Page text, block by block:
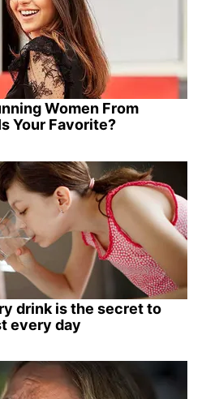
Women From
Your Favorite?
drink is the secret to
every day